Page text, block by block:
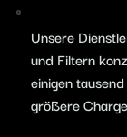
Unsere
und Filtern
einigen
größere